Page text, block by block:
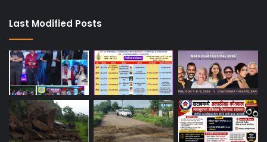
Last Modified Posts